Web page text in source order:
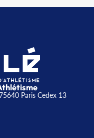
Paris Cedex 13